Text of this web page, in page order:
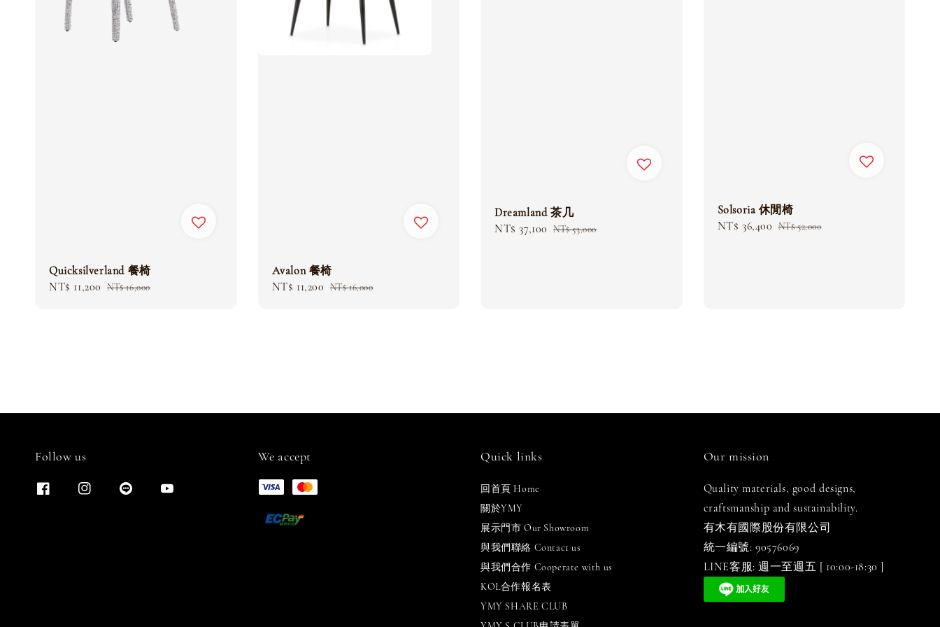
Quicksilverland 餐椅
Sale
NT$ 11,200 Regular
NT$ 16,000
Avalon 餐椅
Sale
NT$ 11,200 Regular
NT$ 16,000
Dreamland 茶几
Sale
NT$ 37,100 Regular
NT$ 53,000
Solsoria 休閒椅
Sale
NT$ 36,400 Regular
NT$ 52,000
Follow us We accept Quick links
回首頁 Home
關於YMY
展示門市 Our Showroom
與我們聯絡 Contact us
與我們合作 Cooperate with us
KOL合作報名表
YMY SHARE CLUB
Our mission
Quality materials, good designs,
craftsmanship and sustainability.
有木有國際股份有限公司
統一編號: 90576069
LINE客服: 週一至週五 [ 10:00-18:30 ]